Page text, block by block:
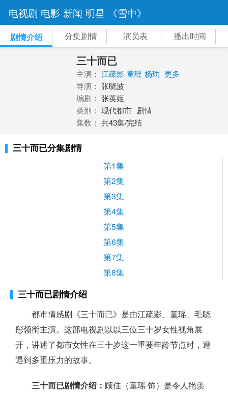
电视剧 电影 新闻 明星 《雪中》
剧情介绍 分集剧情 演员表 播出时间
三十而已
主演： 江疏影 童瑶 杨玏 更多
导演： 张晓波
编剧： 张英姬
类别： 现代都市 剧情
集数： 共43集/完结
三十而已分集剧情
第1集
第2集
第3集
第4集
第5集
第6集
第7集
第8集
三十而已剧情介绍
都市情感剧《三十而已》是由江疏影、童瑶、毛晓
彤领衔主演。这部电视剧以以三位三十岁女性视角展
开，讲述了都市女性在三十岁这一重要年龄节点时，遭
遇到多重压力的故事。
三十而已剧情介绍： 顾佳（童瑶 饰）是令人艳羡